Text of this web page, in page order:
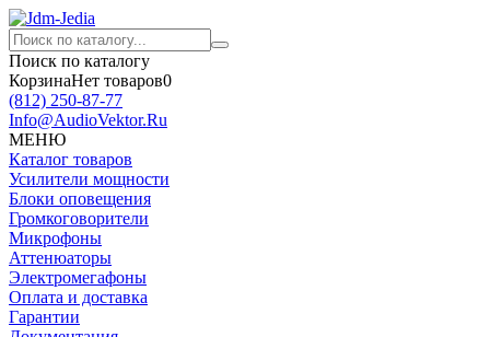
Поиск по каталогу
КорзинаНет товаров0
(812) 250-87-77
Info@AudioVektor.Ru
МЕНЮ
Каталог товаров
Усилители мощности
Блоки оповещения
Громкоговорители
Микрофоны
Аттенюаторы
Электромегафоны
Оплата и доставка
Гарантии